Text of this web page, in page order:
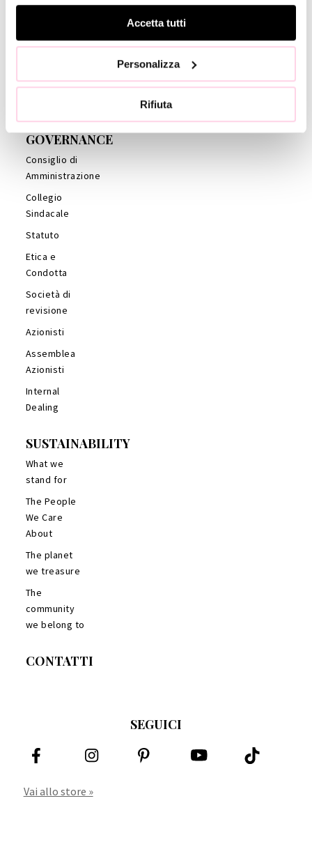
Accetta tutti
Personalizza
Rifiuta
Copertura
Company
GOVERNANCE
Consiglio di
Amministrazione
Collegio
Sindacale
Statuto
Etica e
Condotta
Società di
revisione
Azionisti
Assemblea
Azionisti
Internal
Dealing
SUSTAINABILITY
What we
stand for
The People
We Care
About
The planet
we treasure
The
community
we belong to
CONTATTI
SEGUICI
Vai allo store »